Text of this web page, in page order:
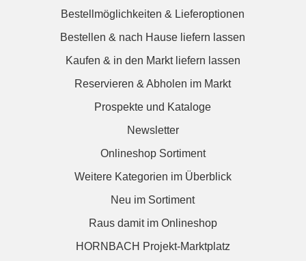
Bestellmöglichkeiten & Lieferoptionen
Bestellen & nach Hause liefern lassen
Kaufen & in den Markt liefern lassen
Reservieren & Abholen im Markt
Prospekte und Kataloge
Newsletter
Onlineshop Sortiment
Weitere Kategorien im Überblick
Neu im Sortiment
Raus damit im Onlineshop
HORNBACH Projekt-Marktplatz